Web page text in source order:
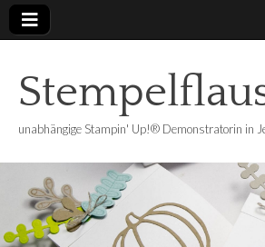
unabhängige Stampin' Up!® Demonstratorin in